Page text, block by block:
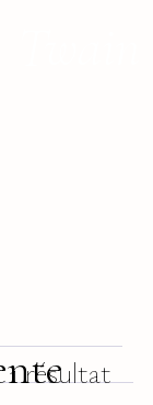
1 résultat